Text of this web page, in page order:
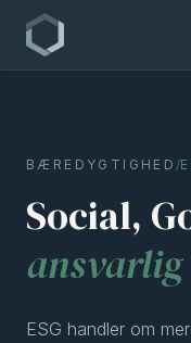
BÆREDYGTIGHED /
Social,
ESG handler om